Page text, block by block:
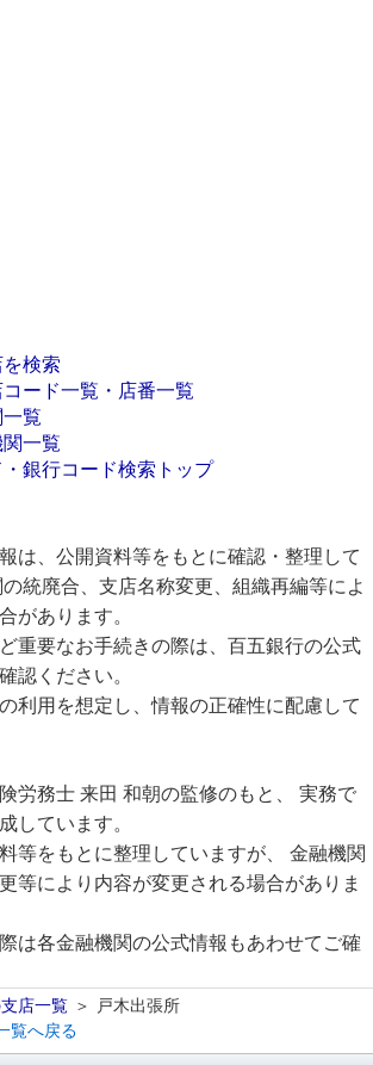
検索
ード一覧・店番一覧
覧
一覧
銀行コード検索トップ
は、公開資料等をもとに確認・整理して
統廃合、支店名称変更、組織再編等によ
があります。
重要なお手続きの際は、百五銀行の公式
認ください。
利用を想定し、情報の正確性に配慮して
労務士 来田 和朝の監修のもと、 実務で
しています。
等をもとに整理していますが、 金融機関
等により内容が変更される場合がありま
は各金融機関の公式情報もあわせてご確
店一覧
戸木出張所
覧へ戻る